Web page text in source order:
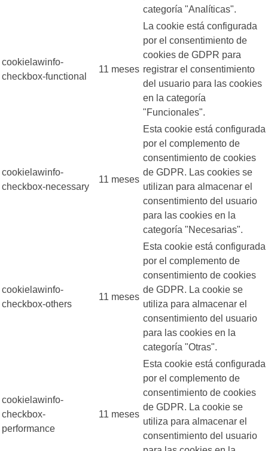
categoría "Analíticas".
cookielawinfo-
checkbox-functional
11 meses
La cookie está configurada
por el consentimiento de
cookies de GDPR para
registrar el consentimiento
del usuario para las cookies
en la categoría
"Funcionales".
cookielawinfo-
checkbox-necessary
11 meses
Esta cookie está configurada
por el complemento de
consentimiento de cookies
de GDPR. Las cookies se
utilizan para almacenar el
consentimiento del usuario
para las cookies en la
categoría "Necesarias".
cookielawinfo-
checkbox-others
11 meses
Esta cookie está configurada
por el complemento de
consentimiento de cookies
de GDPR. La cookie se
utiliza para almacenar el
consentimiento del usuario
para las cookies en la
categoría "Otras".
cookielawinfo-
checkbox-
performance
11 meses
Esta cookie está configurada
por el complemento de
consentimiento de cookies
de GDPR. La cookie se
utiliza para almacenar el
consentimiento del usuario